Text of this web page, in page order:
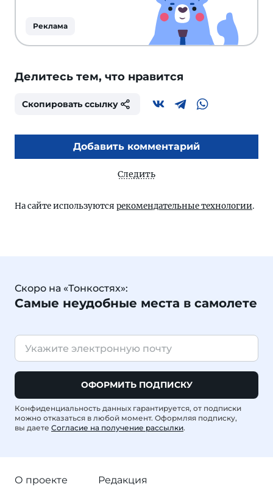
Реклама
Делитесь тем, что нравится
Скопировать ссылку
Добавить комментарий
Следить
На сайте используются рекомендательные технологии.
Скоро на «Тонкостях»:
Самые неудобные места в самолете
ОФОРМИТЬ ПОДПИСКУ
Конфиденциальность данных гарантируется, от подписки
можно отказаться в любой момент. Оформляя подписку,
вы даете Согласие на получение рассылки.
О проекте
Редакция